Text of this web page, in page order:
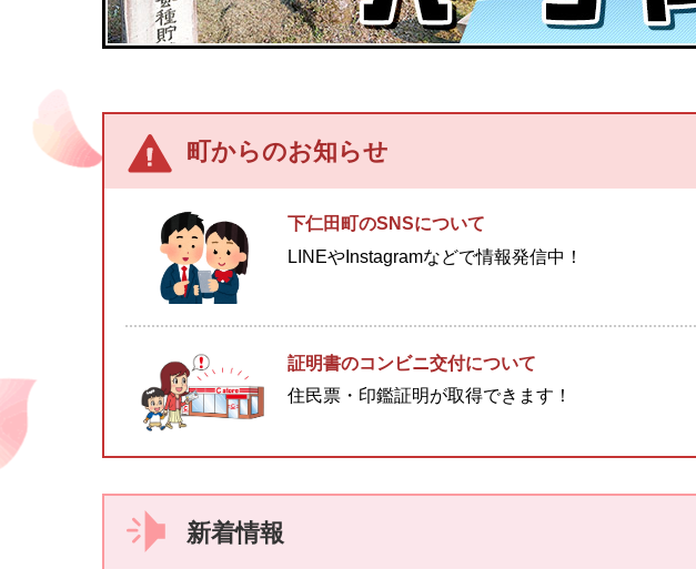
町からのお知らせ
下仁田町のSNSについて
LINEやInstagramなどで情報発信中！
証明書のコンビニ交付について
住民票・印鑑証明が取得できます！
新着情報